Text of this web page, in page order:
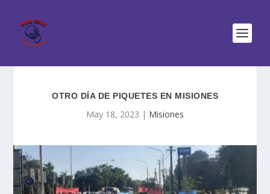
OTRO DÍA DE PIQUETES EN MISIONES
May 18, 2023 | Misiones